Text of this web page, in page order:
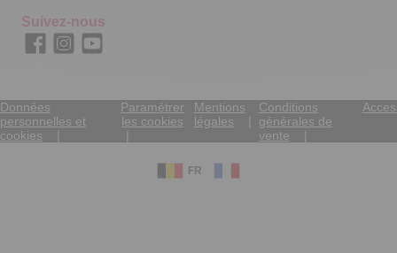
Suivez-nous
Données
personnelles et
cookies
Paramétrer
les cookies
Mentions
légales
Conditions
générales de
vente
FR